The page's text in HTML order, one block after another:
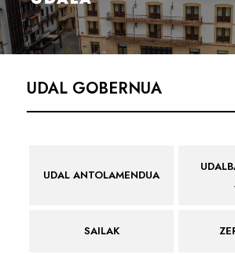
UDAL GOBERNUA
UDAL ANTOLAMENDUA
SAILAK